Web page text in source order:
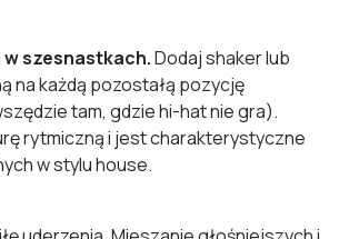
w szesnastkach.Dodaj shaker lub
na każdą pozostałą pozycję
tam, gdzie hi-hat nie gra).
rytmiczną i jest charakterystyczne
w stylu house.